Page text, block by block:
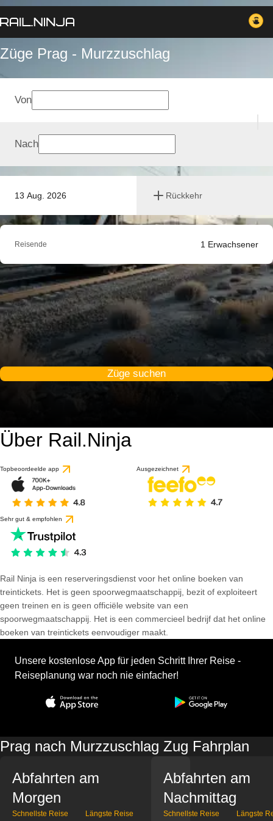
Züge Prag - Murzzuschlag
13 Aug. 2026 Rückkehr
Von
Nach
Reisende 1 Erwachsener
Züge suchen
Über Rail.Ninja
Topbeoordeelde app Ausgezeichnet
Sehr gut & empfohlen
Rail Ninja is een reserveringsdienst voor het online boeken van
treintickets. Het is geen spoorwegmaatschappij, bezit of exploiteert
geen treinen en is geen officiële website van een
spoorwegmaatschappij. Het is een commercieel bedrijf dat het online
boeken van treintickets eenvoudiger maakt.
Unsere kostenlose App für jeden Schritt Ihrer Reise -
Reiseplanung war noch nie einfacher!
Prag nach Murzzuschlag Zug Fahrplan
Abfahrten am
Morgen
Schnellste Reise Längste Reise
Abfahrten am
Nachmittag
Schnellste Reise Längste